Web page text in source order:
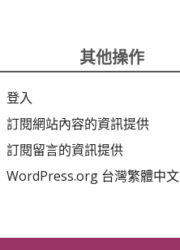
其他操作
登入
訂閱網站內容的資訊提供
訂閱留言的資訊提供
WordPress.org 台灣繁體中文